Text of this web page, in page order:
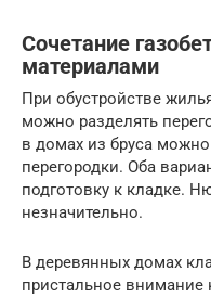
Сочетание
материалами
При обустройстве
можно разделять
в домах из бруса
перегородки. Оба
подготовку к кладке.
незначительно.
В деревянных домах
пристальное внимание